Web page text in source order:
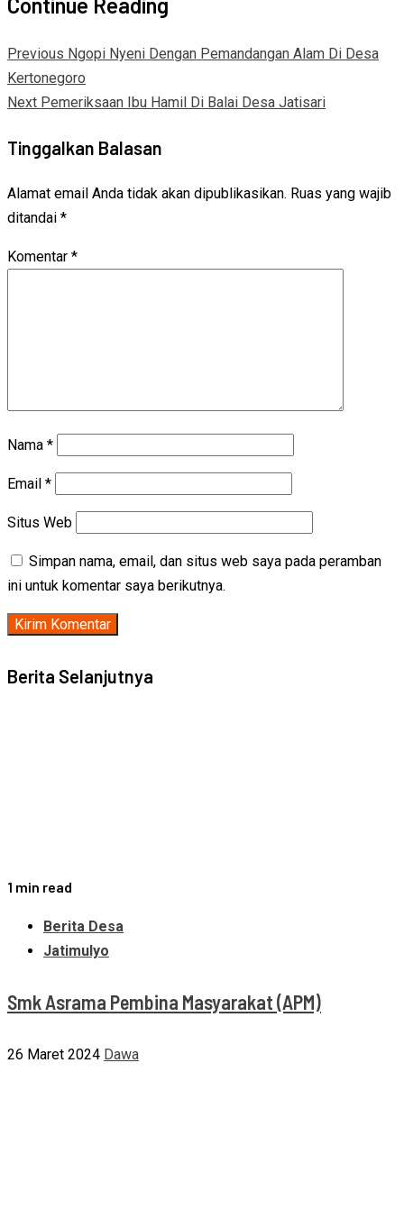
Previous Ngopi Nyeni Dengan Pemandangan Alam Di Desa
Kertonegoro
Next Pemeriksaan Ibu Hamil Di Balai Desa Jatisari
Tinggalkan Balasan
Alamat email Anda tidak akan dipublikasikan. Ruas yang wajib
ditandai *
Komentar *
Nama *
Email *
Situs Web
Simpan nama, email, dan situs web saya pada peramban
ini untuk komentar saya berikutnya.
Berita Selanjutnya
1 min read
Berita Desa
Jatimulyo
Smk Asrama Pembina Masyarakat (APM)
26 Maret 2024 Dawa